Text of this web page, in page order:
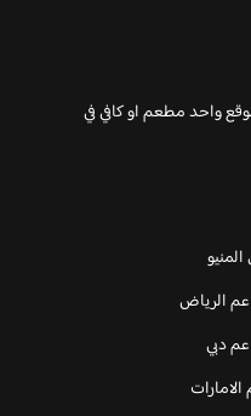
واحد مطعم او كافي في
الرياض
دبي